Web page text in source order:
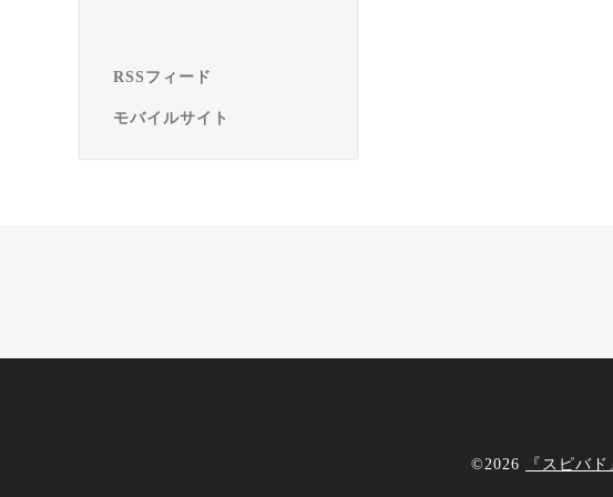
RSSフィード
モバイルサイト
©2026 『スピバ